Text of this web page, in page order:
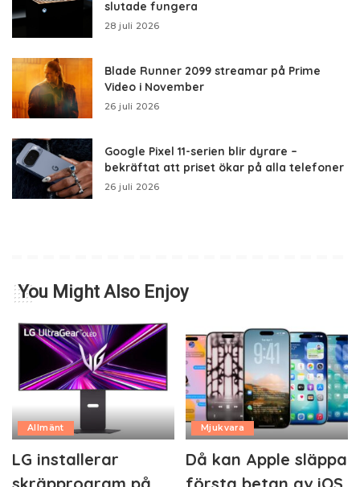
slutade fungera
28 juli 2026
Blade Runner 2099 streamar på Prime
Video i November
26 juli 2026
Google Pixel 11-serien blir dyrare –
bekräftat att priset ökar på alla telefoner
26 juli 2026
You Might Also Enjoy
Allmänt
LG installerar
Mjukvara
Då kan Apple släppa